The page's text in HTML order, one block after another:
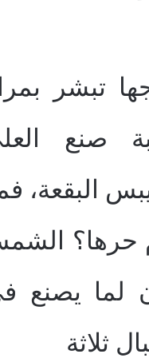
تبشر
صنع
البقعة،
حرها؟
لما يصنع
ثلاثة